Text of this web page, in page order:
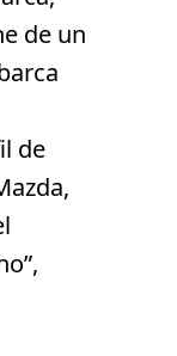
de un
de